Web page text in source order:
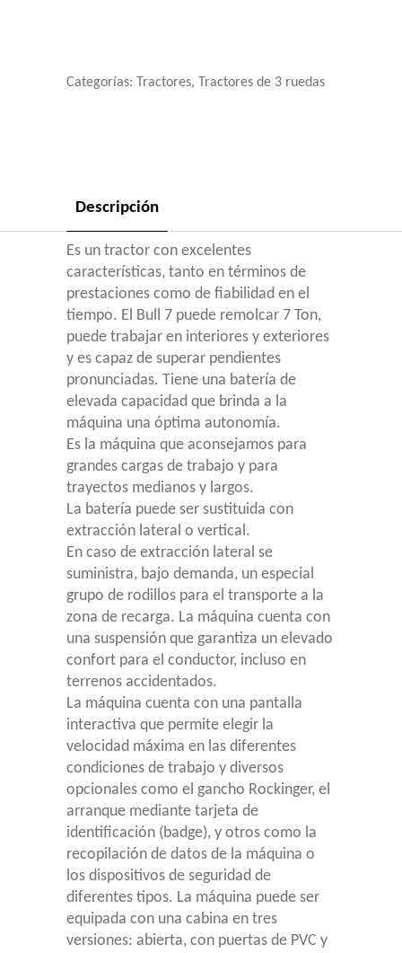
Categorías: Tractores, Tractores de 3 ruedas
Descripción
Es un tractor con excelentes
características, tanto en términos de
prestaciones como de fiabilidad en el
tiempo. El Bull 7 puede remolcar 7 Ton,
puede trabajar en interiores y exteriores
y es capaz de superar pendientes
pronunciadas. Tiene una batería de
elevada capacidad que brinda a la
máquina una óptima autonomía.
Es la máquina que aconsejamos para
grandes cargas de trabajo y para
trayectos medianos y largos.
La batería puede ser sustituida con
extracción lateral o vertical.
En caso de extracción lateral se
suministra, bajo demanda, un especial
grupo de rodillos para el transporte a la
zona de recarga. La máquina cuenta con
una suspensión que garantiza un elevado
confort para el conductor, incluso en
terrenos accidentados.
La máquina cuenta con una pantalla
interactiva que permite elegir la
velocidad máxima en las diferentes
condiciones de trabajo y diversos
opcionales como el gancho Rockinger, el
arranque mediante tarjeta de
identificación (badge), y otros como la
recopilación de datos de la máquina o
los dispositivos de seguridad de
diferentes tipos. La máquina puede ser
equipada con una cabina en tres
versiones: abierta, con puertas de PVC y